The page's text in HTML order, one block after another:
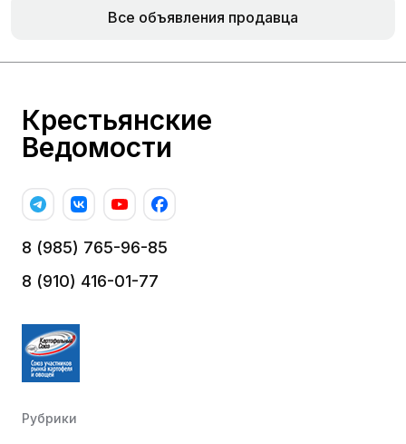
Все объявления продавца
Крестьянские
Ведомости
8 (985) 765-96-85
8 (910) 416-01-77
Рубрики